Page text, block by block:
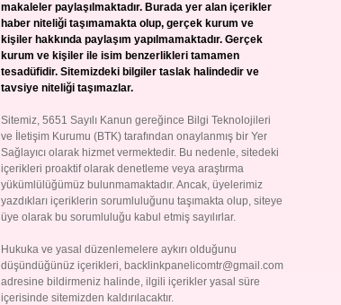
makaleler paylaşılmaktadır. Burada yer alan içerikler
haber niteliği taşımamakta olup, gerçek kurum ve
kişiler hakkında paylaşım yapılmamaktadır. Gerçek
kurum ve kişiler ile isim benzerlikleri tamamen
tesadüfidir. Sitemizdeki bilgiler taslak halindedir ve
tavsiye niteliği taşımazlar.
Sitemiz, 5651 Sayılı Kanun gereğince Bilgi Teknolojileri
ve İletişim Kurumu (BTK) tarafından onaylanmış bir Yer
Sağlayıcı olarak hizmet vermektedir. Bu nedenle, sitedeki
içerikleri proaktif olarak denetleme veya araştırma
yükümlülüğümüz bulunmamaktadır. Ancak, üyelerimiz
yazdıkları içeriklerin sorumluluğunu taşımakta olup, siteye
üye olarak bu sorumluluğu kabul etmiş sayılırlar.
Hukuka ve yasal düzenlemelere aykırı olduğunu
düşündüğünüz içerikleri, backlinkpanelicomtr@gmail.com
adresine bildirmeniz halinde, ilgili içerikler yasal süre
içerisinde sitemizden kaldırılacaktır.